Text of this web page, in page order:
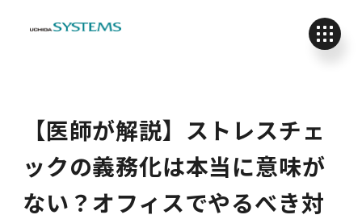
【医師が解説】ストレスチェ
ックの義務化は本当に意味が
ない？オフィスでやるべき対